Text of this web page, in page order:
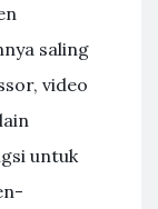
saling
video
untuk